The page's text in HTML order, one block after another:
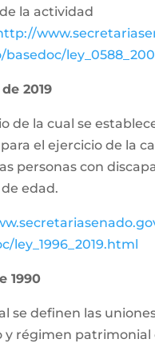
la actividad
basedoc/
2019
de la cual se
el ejercicio de la
personas con
edad.
ley_1996_2019.html
1990
se definen las
y régimen patrimonial